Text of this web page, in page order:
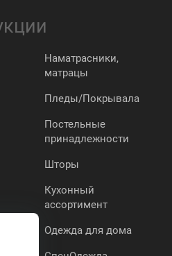
Наматрасники,
матрацы
Пледы/Покрывала
Постельные
принадлежности
Шторы
Кухонный
ассортимент
Одежда для дома